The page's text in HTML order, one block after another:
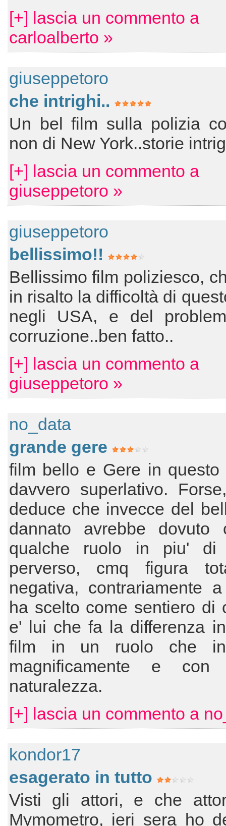
[+] lascia un commento a
carloalberto »
giuseppetoro
che intrighi..
Un bel film sulla polizia
non di New York..storie
[+] lascia un commento a
giuseppetoro »
giuseppetoro
bellissimo!!
Bellissimo film poliziesco,
in risalto la difficoltà di
negli USA, e del
corruzione..ben fatto..
[+] lascia un commento a
giuseppetoro »
no_data
grande gere
film bello e Gere in questo
davvero superlativo.
deduce che invecce del
dannato avrebbe dovuto
qualche ruolo in piu' di
perverso, cmq figura
negativa, contrariamente
ha scelto come sentiero di
e' lui che fa la differenza
film in un ruolo che
magnificamente e con
naturalezza.
[+] lascia un commento a
kondor17
esagerato in tutto
Visti gli attori, e che
Mymometro, ieri sera ho